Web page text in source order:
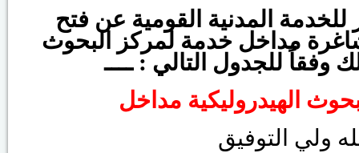
للخدمة المدنية القومية عن فتح
مداخل خدمة لمركز البحوث
وفقاً للجدول التالي : ــــ
الهيدروليكية مداخل
ولي التوفيق